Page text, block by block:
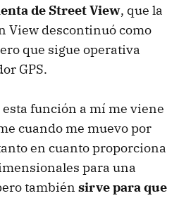
de Street View, que la
View descontinuó como
que sigue operativa
GPS.
función a mí me viene
cuando me muevo por
en cuanto proporciona
para una
también sirve para que